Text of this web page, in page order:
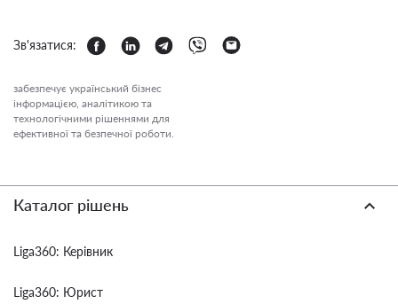
Зв'язатися:
забезпечує український бізнес
інформацією, аналітикою та
технологічними рішеннями для
ефективної та безпечної роботи.
Каталог рішень
Liga360: Керівник
Liga360: Юрист